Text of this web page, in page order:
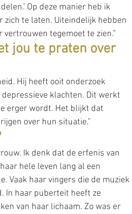
Op deze manier heb ik
zich te laten. Uiteindelijk hebben
tegemoet te zien.”
jou te praten over
Hij heeft ooit onderzoek
klachten. Dit werkt
erger wordt. Het blijkt dat
over hun situatie.”
Ik denk dat de erfenis van
hele leven lang al een
Vaak haar vingers die de muziek
In haar puberteit heeft ze
van haar lichaam. Zo was er